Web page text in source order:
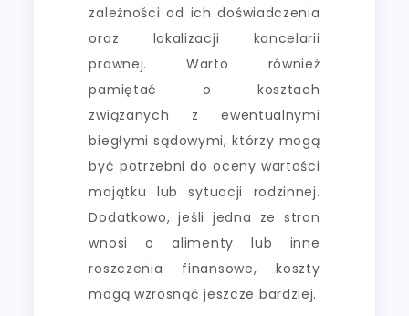
zależności od ich doświadczenia
oraz lokalizacji kancelarii
prawnej. Warto również
pamiętać o kosztach
związanych z ewentualnymi
biegłymi sądowymi, którzy mogą
być potrzebni do oceny wartości
majątku lub sytuacji rodzinnej.
Dodatkowo, jeśli jedna ze stron
wnosi o alimenty lub inne
roszczenia finansowe, koszty
mogą wzrosnąć jeszcze bardziej.